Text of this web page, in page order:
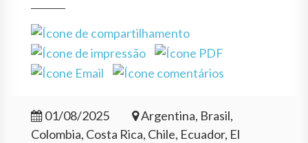
01/08/2025
Argentina, Brasil,
Colombia, Costa Rica, Chile, Ecuador, El